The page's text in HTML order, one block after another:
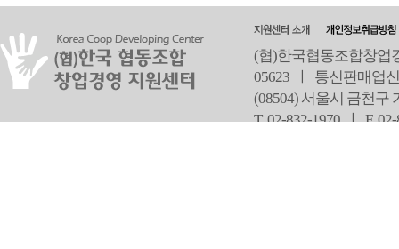
(협)한국협동조합창업
05623 ㅣ 통신판매업
(08504) 서울시 금천구
T 02-832-1970 ㅣF